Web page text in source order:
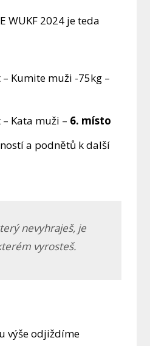
WUKF 2024 je teda
Kumite muži -75kg –
Kata muži – 6. místo
a podnětů k další
nevyhraješ, je
vyrosteš.
výše odjiždíme